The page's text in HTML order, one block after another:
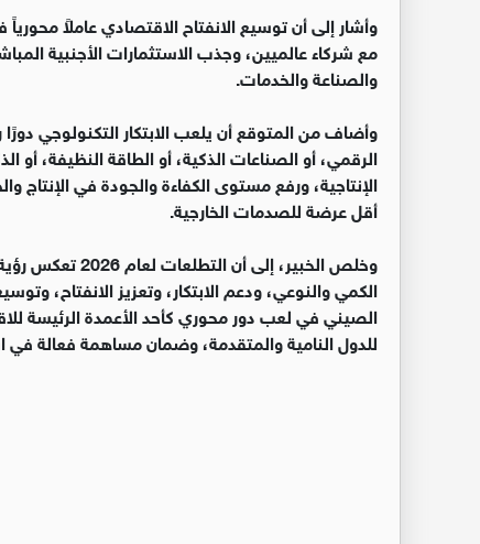
‏وأشار إلى أن توسيع الانفتاح الاقتصادي عاملاً
مع شركاء عالميين، وجذب الاستثمارات الأجنبية
والصناعة والخدمات.
الرقمي، أو الصناعات الذكية، أو الطاقة النظيفة،
الإنتاجية، ورفع مستوى الكفاءة والجودة في الإنتاج
أقل عرضة للصدمات الخارجية.
‏وخلص الخبير،
الكمي والنوعي، ودعم الابتكار، وتعزيز الانفتاح،
الصيني في لعب دور محوري كأحد الأعمدة الرئيسة
للدول النامية والمتقدمة، وضمان مساهمة فعالة في